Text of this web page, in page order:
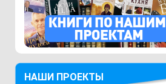
НАШИ ПРОЕКТЫ